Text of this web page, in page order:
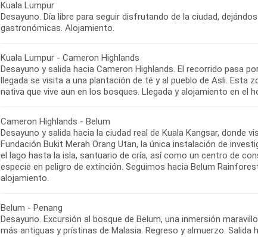
Kuala Lumpur
Desayuno. Día libre para seguir disfrutando de la ciudad,
gastronómicas. Alojamiento.
Kuala Lumpur - Cameron Highlands
Desayuno y salida hacia Cameron Highlands. El recorrido pasa
llegada se visita a una plantación de té y al pueblo de Asli.
nativa que vive aun en los bosques. Llegada y alojamiento en el
Cameron Highlands - Belum
Desayuno y salida hacia la ciudad real de Kuala Kangsar, donde
Fundación Bukit Merah Orang Utan, la única instalación de
el lago hasta la isla, santuario de cría, así como un centro de
especie en peligro de extinción. Seguimos hacia Belum
alojamiento.
Belum - Penang
Desayuno. Excursión al bosque de Belum, una inmersión
más antiguas y prístinas de Malasia. Regreso y almuerzo. Salida